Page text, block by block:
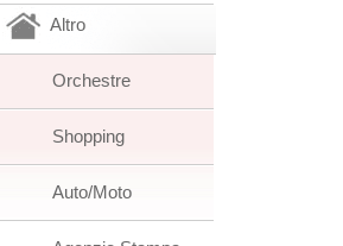
Altro
Orchestre
Shopping
Auto/Moto